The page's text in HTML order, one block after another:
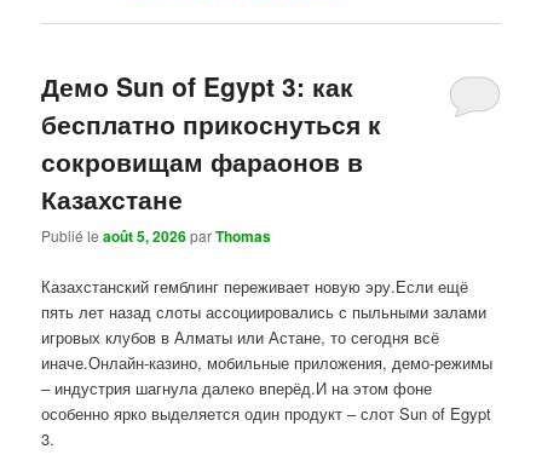
Демо Sun of Egypt 3: как
бесплатно прикоснуться к
сокровищам фараонов в
Казахстане
Publié leaoût 5, 2026parThomas
Казахстанский гемблинг переживает новую эру.Если ещё
пять лет назад слоты ассоциировались с пыльными залами
игровых клубов в Алматы или Астане, то сегодня всё
иначе.Онлайн-казино, мобильные приложения, демо-режимы
– индустрия шагнула далеко вперёд.И на этом фоне
особенно ярко выделяется один продукт – слот Sun of Egypt
3.